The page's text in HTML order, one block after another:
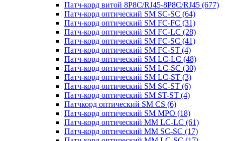
Патч-корд витой 8P8C/RJ45-8P8C/RJ45 (677)
Патч-корд оптический SM SC-SC (64)
Патч-корд оптический SM FC-FC (31)
Патч-корд оптический SM FC-LC (28)
Патч-корд оптический SM FC-SC (41)
Патч-корд оптический SM FC-ST (4)
Патч-корд оптический SM LC-LC (48)
Патч-корд оптический SM LC-SC (30)
Патч-корд оптический SM LC-ST (3)
Патч-корд оптический SM SC-ST (6)
Патч-корд оптический SM ST-ST (4)
Патчкорд оптический SM CS (6)
Патч-корд оптический SM MPO (18)
Патч-корд оптический MM LC-LC (61)
Патч-корд оптический MM SC-SC (17)